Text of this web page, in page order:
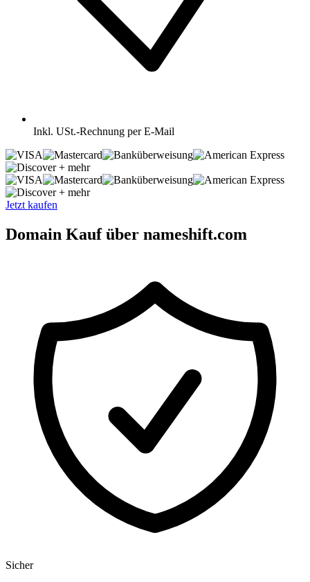
Inkl. USt.-Rechnung per E-Mail
+ mehr
+ mehr
Jetzt kaufen
Domain Kauf über nameshift.com
Sicher